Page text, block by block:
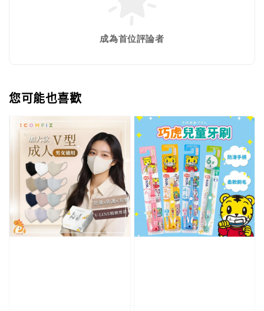
成為首位評論者
您可能也喜歡